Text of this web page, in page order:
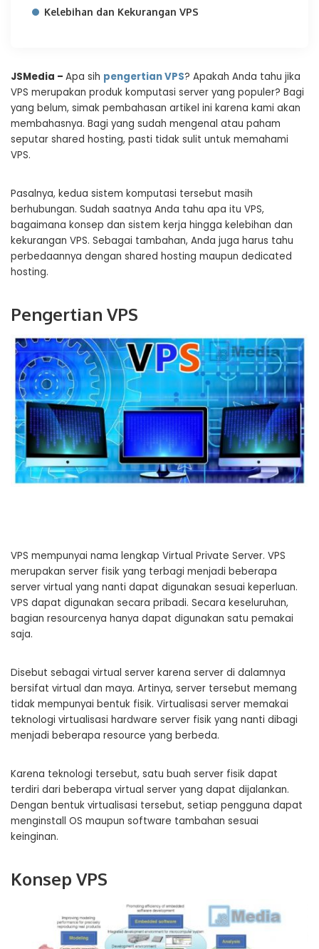
Kelebihan dan Kekurangan VPS
JSMedia – Apa sih pengertian VPS? Apakah Anda tahu jika
VPS merupakan produk komputasi server yang populer? Bagi
yang belum, simak pembahasan artikel ini karena kami akan
membahasnya. Bagi yang sudah mengenal atau paham
seputar shared hosting, pasti tidak sulit untuk memahami
VPS.
Pasalnya, kedua sistem komputasi tersebut masih
berhubungan. Sudah saatnya Anda tahu apa itu VPS,
bagaimana konsep dan sistem kerja hingga kelebihan dan
kekurangan VPS. Sebagai tambahan, Anda juga harus tahu
perbedaannya dengan shared hosting maupun dedicated
hosting.
Pengertian VPS
VPS mempunyai nama lengkap Virtual Private Server. VPS
merupakan server fisik yang terbagi menjadi beberapa
server virtual yang nanti dapat digunakan sesuai keperluan.
VPS dapat digunakan secara pribadi. Secara keseluruhan,
bagian resourcenya hanya dapat digunakan satu pemakai
saja.
Disebut sebagai virtual server karena server di dalamnya
bersifat virtual dan maya. Artinya, server tersebut memang
tidak mempunyai bentuk fisik. Virtualisasi server memakai
teknologi virtualisasi hardware server fisik yang nanti dibagi
menjadi beberapa resource yang berbeda.
Karena teknologi tersebut, satu buah server fisik dapat
terdiri dari beberapa virtual server yang dapat dijalankan.
Dengan bentuk virtualisasi tersebut, setiap pengguna dapat
menginstall OS maupun software tambahan sesuai
keinginan.
Konsep VPS